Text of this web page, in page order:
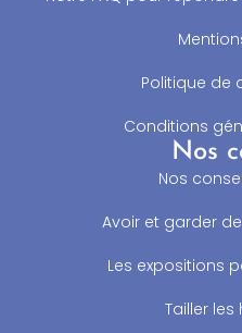
Politique de
Conditions
Nos
Nos
Avoir et garder
Les expositions
Tailler